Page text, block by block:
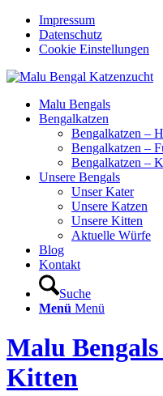
Impressum
Datenschutz
Cookie Einstellungen
Malu Bengals
Bengalkatzen
Bengalkatzen –
Bengalkatzen –
Bengalkatzen –
Unsere Bengals
Unser Kater
Unsere Katzen
Unsere Kitten
Aktuelle Würfe
Blog
Kontakt
Suche
Menü Menü
Malu
Kitten